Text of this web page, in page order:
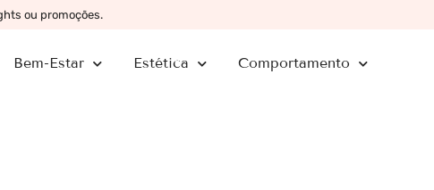
ou promoções.
Bem-Estar Estética Comportamento